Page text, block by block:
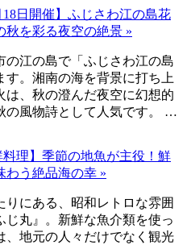
18日開催】ふじさわ江の島花
秋を彩る夜空の絶景 »
の江の島で「ふじさわ江の島
す。湘南の海を背景に打ち上
は、秋の澄んだ夜空に幻想的
の風物詩として人気です。 …
料理】季節の地魚が主役！鮮
わう絶品海の幸 »
りにある、昭和レトロな雰囲
じ丸』。新鮮な魚介類を使っ
、地元の人々だけでなく観光